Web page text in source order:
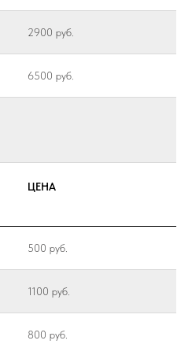
2900 руб.
6500 руб.
ЦЕНА
500 руб.
1100 руб.
800 руб.